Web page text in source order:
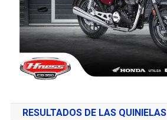
RESULTADOS DE LAS QUINIELAS